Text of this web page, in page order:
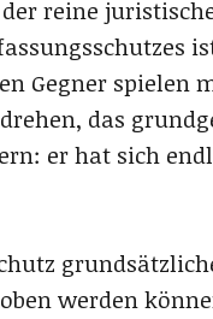
reine
Gegner
das
er hat sich
werden